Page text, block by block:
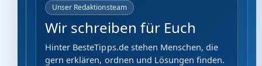
Unser Redaktionsteam
Wir schreiben für Euch
Hinter BesteTipps.de stehen Menschen, die
gern erklären, ordnen und Lösungen finden.